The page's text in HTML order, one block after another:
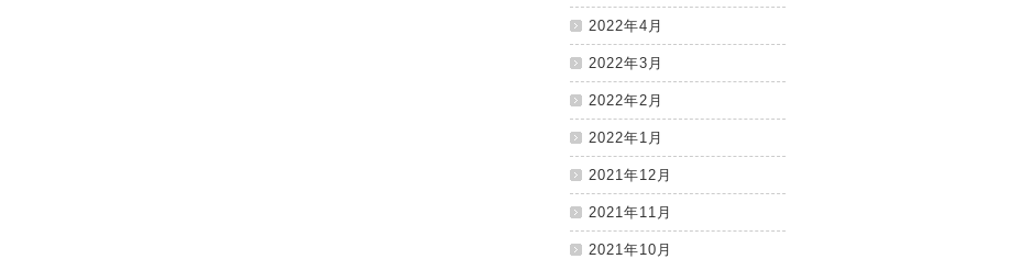
2022年4月
2022年3月
2022年2月
2022年1月
2021年12月
2021年11月
2021年10月